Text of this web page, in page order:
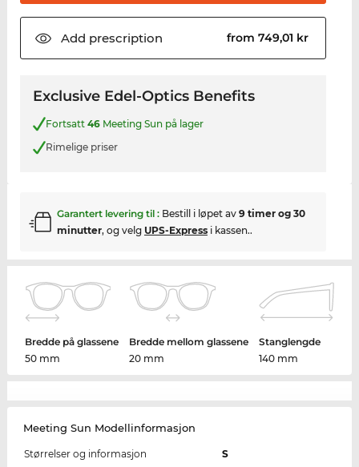
Add prescription from 749,01 kr
Exclusive Edel-Optics Benefits
Fortsatt 46Meeting Sun på lager
Rimelige priser
Garantert levering til : Bestill i løpet av 9 timer og 30
minutter, og velg UPS-Expressi kassen..
Bredde på glassene
50 mm
Bredde mellom glassene
20 mm
Stanglengde
140 mm
Meeting Sun Modellinformasjon
Størrelser og informasjon
S